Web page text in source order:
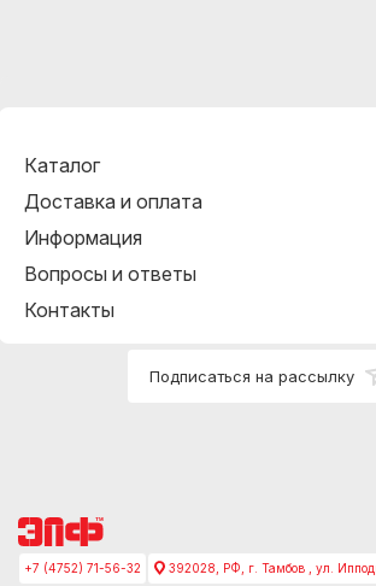
Каталог
Доставка и оплата
Информация
Вопросы и ответы
Контакты
Подписаться на рассылку
+7 (4752) 71-56-32 392028, РФ, г. Тамбов , ул.